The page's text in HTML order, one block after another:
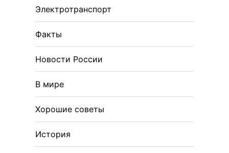
Электротранспорт
Факты
Новости России
В мире
Хорошие советы
История